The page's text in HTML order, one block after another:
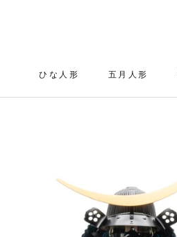
ひな人形
五月人形